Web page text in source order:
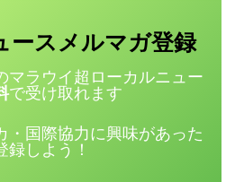
ース メルマガ登録
マラウイ超ローカルニュー
で受け取れます
・国際協力に興味があった
録しよう！